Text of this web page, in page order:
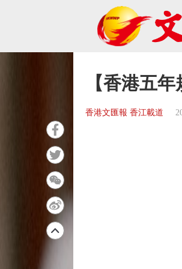
【香港五
香港文匯報 香江載道